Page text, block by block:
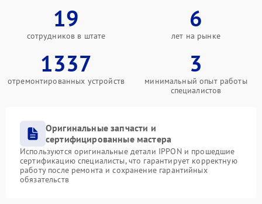
19
сотрудников в штате
6
лет на рынке
1337
отремонтированных устройств
3
минимальный опыт работы
специалистов
Оригинальные запчасти и
сертифицированные мастера
Используются оригинальные детали IPPON и прошедшие
сертификацию специалисты, что гарантирует корректную
работу после ремонта и сохранение гарантийных
обязательств